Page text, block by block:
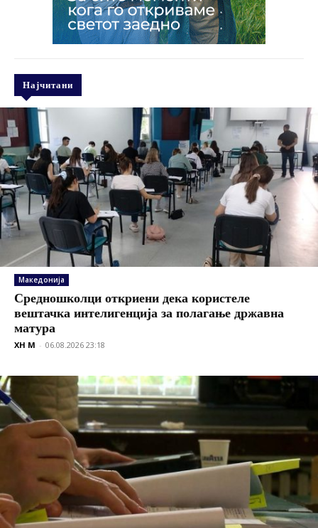
Најчитани
Македонија
Средношколци откриени дека користеле
вештачка интелигенција за полагање државна
матура
XH M - 06.08.2026 23:18